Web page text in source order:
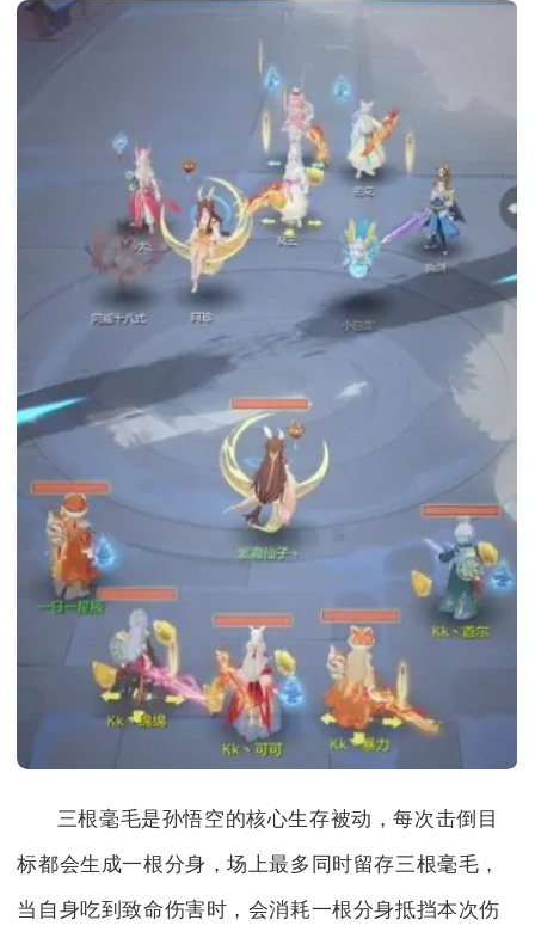
三根毫毛是孙悟空的核心生存被动，每次击倒目
标都会生成一根分身，场上最多同时留存三根毫毛，
当自身吃到致命伤害时，会消耗一根分身抵挡本次伤